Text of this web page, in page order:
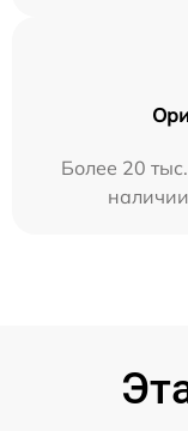
Более 20